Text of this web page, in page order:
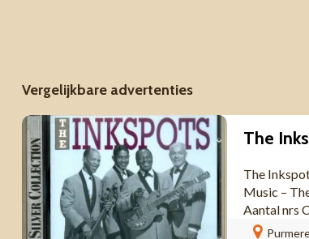
Vergelijkbare advertenties
The
Music ‎–
Aantal nrs